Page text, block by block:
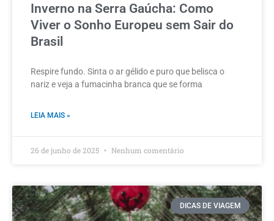
Inverno na Serra Gaúcha: Como
Viver o Sonho Europeu sem Sair do
Brasil
Respire fundo. Sinta o ar gélido e puro que belisca o
nariz e veja a fumacinha branca que se forma
LEIA MAIS »
26 de junho de 2025 Nenhum comentário
DICAS DE VIAGEM